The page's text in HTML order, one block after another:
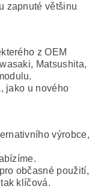
zapnuté většinu
z OEM
Matsushita,
jako u nového
výrobce,
občasné použití,
klíčová.